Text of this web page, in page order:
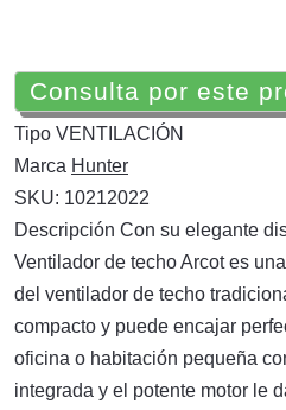
Consulta por este
Tipo VENTILACIÓN
Marca Hunter
SKU: 10212022
Descripción Con su elegante
Ventilador de techo Arcot es
del ventilador de techo
compacto y puede encajar
oficina o habitación pequeña
integrada y el potente motor le